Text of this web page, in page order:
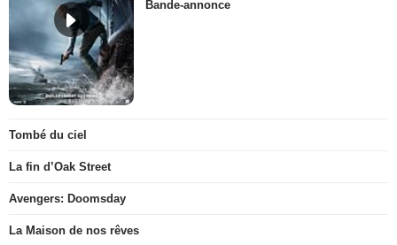
Bande-annonce
Tombé du ciel
La fin d’Oak Street
Avengers: Doomsday
La Maison de nos rêves